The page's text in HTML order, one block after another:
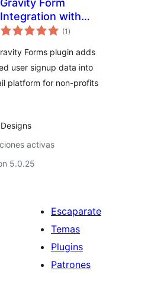
Gravity Form
Integration with
SalsaLabs
(1 total
de
)
Forms plugin adds
user signup data into
platform for non-profits
activas
5.0.25
Escaparate
Temas
Plugins
Patrones